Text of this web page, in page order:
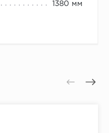
1380 мм